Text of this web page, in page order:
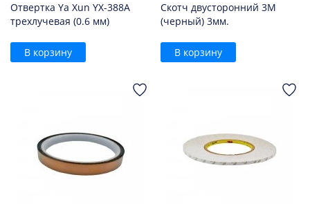
Отвертка Ya Xun YX-388A
трехлучевая (0.6 мм)
В корзину
Скотч двусторонний 3M
(черный) 3мм.
В корзину